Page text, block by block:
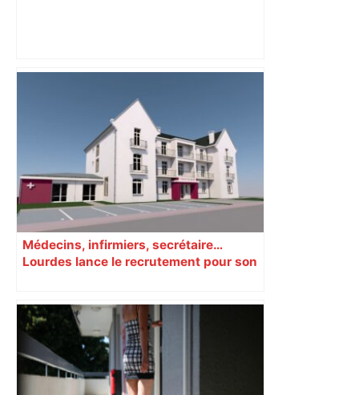
fréquentations du circuit" : Toulouse
est-elle la capitale du poker amateur –
ladepeche.fr
Médecins, infirmiers, secrétaire…
Lourdes lance le recrutement pour son